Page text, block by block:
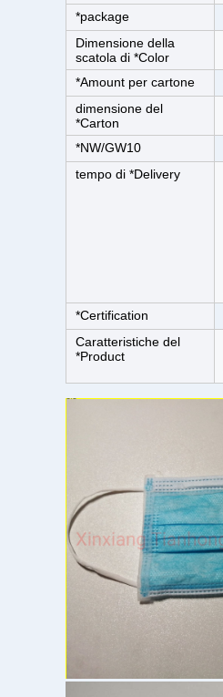
*package
Dimensione della
scatola di *Color
*Amount per cartone
dimensione del
*Carton
*NW/GW10
tempo di *Delivery
*Certification
Caratteristiche del
*Product